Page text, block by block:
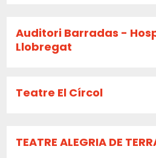
Auditori Barradas -
Llobregat
Teatre El Círcol
TEATRE ALEGRIA DE